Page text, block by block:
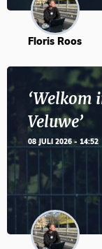
Floris Roos
‘Welkom
Veluwe’
08 JULI 2026 - 14:52